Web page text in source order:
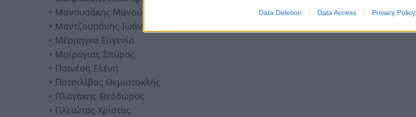
Data Deletion Data Access Privacy Policy
• Μανουσάκης Μανούσος
• Μαντζουράνης Ιωάννης
• Μέρμηγκα Ευγενία
• Μοιράγιας Σπύρος
• Παινέση Ελένη
• Πατσιλίβας Θεμιστοκλής
• Πλαγάκης Θεόδωρος
• Πλειώτας Χρίστος